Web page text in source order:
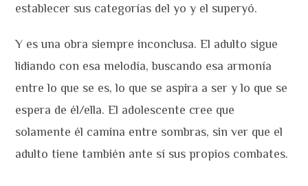
establecer sus categorías del yo y el superyó.
Y es una obra siempre inconclusa. El adulto sigue
lidiando con esa melodía, buscando esa armonía
entre lo que se es, lo que se aspira a ser y lo que se
espera de él/ella. El adolescente cree que
solamente él camina entre sombras, sin ver que el
adulto tiene también ante sí sus propios combates.